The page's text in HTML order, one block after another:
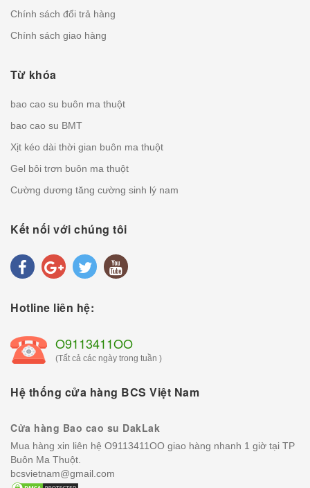
Chính sách đổi trả hàng
Chính sách giao hàng
Từ khóa
bao cao su buôn ma thuột
bao cao su BMT
Xịt kéo dài thời gian buôn ma thuột
Gel bôi trơn buôn ma thuột
Cường dương tăng cường sinh lý nam
Kết nối với chúng tôi
Hotline liên hệ:
O9113411OO
(Tất cả các ngày trong tuần )
Hệ thống cửa hàng BCS Việt Nam
Cửa hàng Bao cao su DakLak
Mua hàng xin liên hệ O9113411OO giao hàng nhanh 1 giờ tại TP
Buôn Ma Thuột.
bcsvietnam@gmail.com